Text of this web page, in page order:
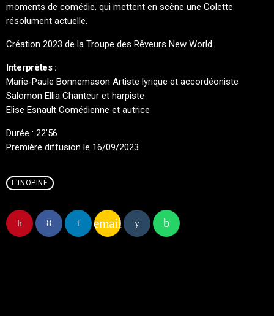
moments de comédie, qui mettent en scène une Colette
résolument actuelle.
Création 2023 de la Troupe des Rêveurs New World
Interprètes :
Marie-Paule Bonnemason Artiste lyrique et accordéoniste
Salomon Ellia Chanteur et harpiste
Elise Esnault Comédienne et autrice
Durée : 22’56
Première diffusion le 16/09/2023
L'INOPINÉ
email